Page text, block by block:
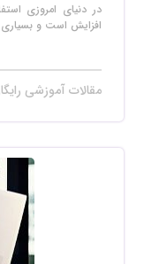
در دنیای امروزی
افزایش است و
مقالات آموزشی